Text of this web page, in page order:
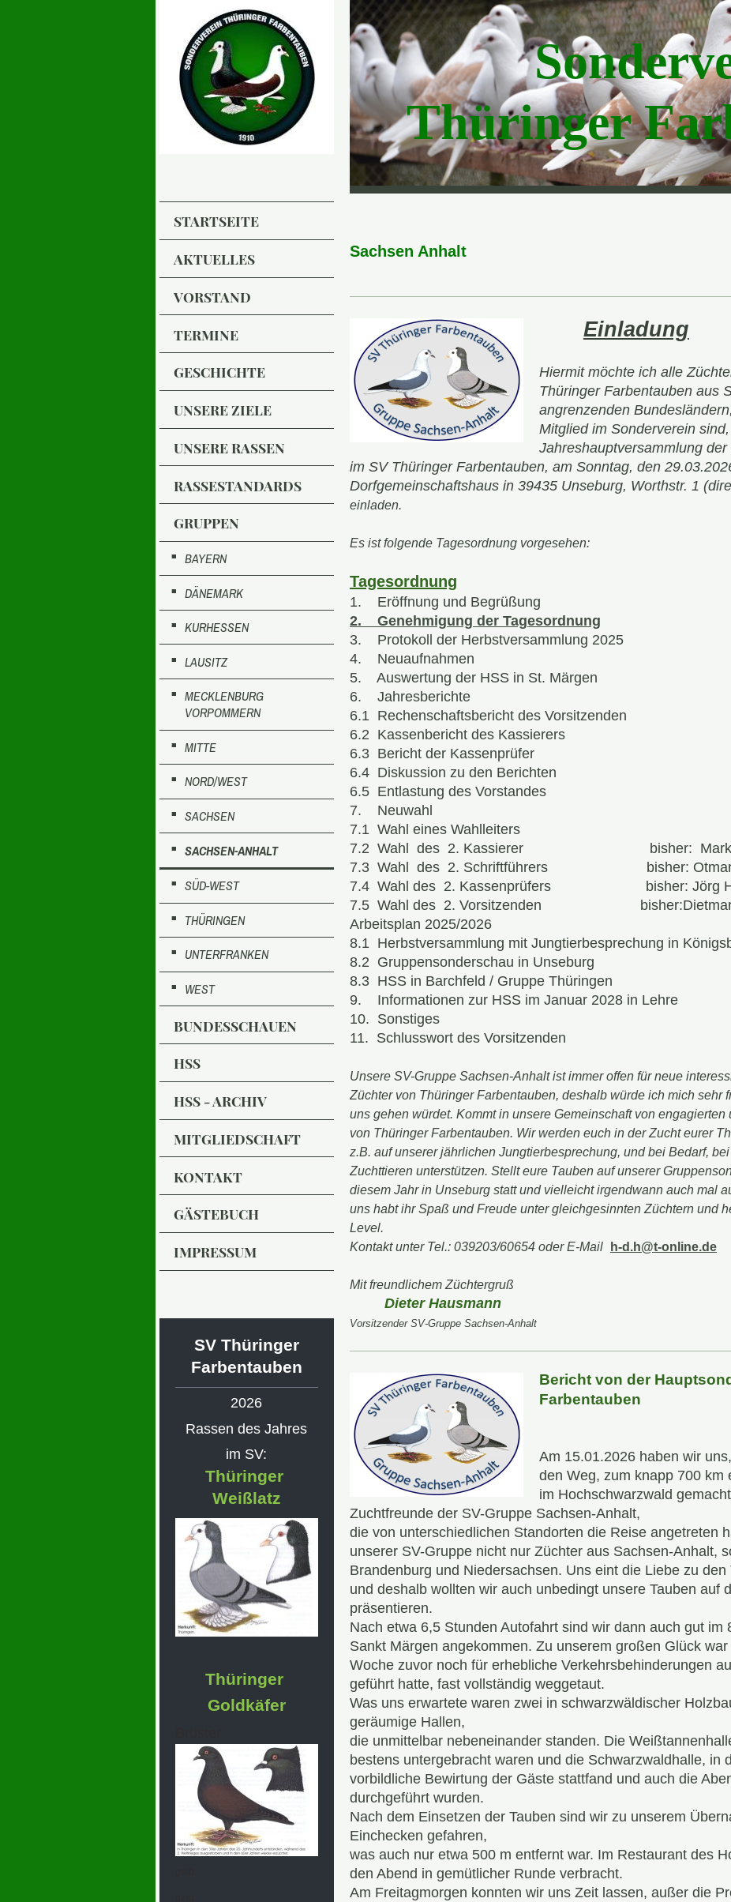
STARTSEITE
AKTUELLES
VORSTAND
TERMINE
GESCHICHTE
UNSERE ZIELE
UNSERE RASSEN
RASSESTANDARDS
GRUPPEN
BAYERN
DÄNEMARK
KURHESSEN
LAUSITZ
MECKLENBURG
VORPOMMERN
MITTE
NORD/WEST
SACHSEN
SACHSEN-ANHALT
SÜD-WEST
THÜRINGEN
UNTERFRANKEN
WEST
BUNDESSCHAUEN
HSS
HSS - ARCHIV
MITGLIEDSCHAFT
KONTAKT
GÄSTEBUCH
IMPRESSUM
SV Thüringer
Farbentauben
2026
Rassen des Jahres
im SV:
Thüringer
Weißlatz
Thüringer
Goldkäfer
Thüringer
Sachsen Anhalt
Einladung
Hiermit möchte ich alle
Thüringer Farbentauben aus
angrenzenden
Mitglied im Sonderverein
Jahreshauptversammlung
im SV Thüringer Farbentauben, am Sonntag, den
Dorfgemeinschaftshaus in 39435 Unseburg, Worthstr. 1
einladen.
Es ist folgende Tagesordnung vorgesehen:
Tagesordnung
1. Eröffnung und Begrüßung
2. Genehmigung der Tagesordnung
3. Protokoll der Herbstversammlung 2025
4. Neuaufnahmen
5. Auswertung der HSS in St. Märgen
6. Jahresberichte
6.1 Rechenschaftsbericht des Vorsitzenden
6.2 Kassenbericht des Kassierers
6.3 Bericht der Kassenprüfer
6.4 Diskussion zu den Berichten
6.5 Entlastung des Vorstandes
7. Neuwahl
7.1 Wahl eines Wahlleiters
7.2 Wahl des 2. Kassierer bisher: Marko
7.3 Wahl des 2. Schriftführers bisher: Otmar
7.4 Wahl des 2. Kassenprüfers bisher: Jörg
7.5 Wahl des 2. Vorsitzenden
Arbeitsplan 2025/2026
8.1 Herbstversammlung mit Jungtierbesprechung in
8.2 Gruppensonderschau in Unseburg
8.3 HSS in Barchfeld / Gruppe Thüringen
9. Informationen zur HSS im Januar 2028 in Lehre
10. Sonstiges
11. Schlusswort des Vorsitzenden
Unsere SV-Gruppe Sachsen-Anhalt ist immer offen für neue
Züchter von Thüringer Farbentauben, deshalb würde ich mich sehr
uns gehen würdet. Kommt in unsere Gemeinschaft von
von Thüringer Farbentauben. Wir werden euch in der Zucht eurer
z.B. auf unserer jährlichen Jungtierbesprechung, und bei Bedarf,
Zuchttieren unterstützen. Stellt eure Tauben auf unserer
diesem Jahr in Unseburg statt und vielleicht irgendwann auch mal
uns habt ihr Spaß und Freude unter gleichgesinnten Züchtern und
Level.
Kontakt unter Tel.: 039203/60654 oder E-Mail
h-d.h@t-online.de
Mit freundlichem Züchtergruß
Dieter Hausmann
Vorsitzender SV-Gruppe Sachsen-Anhalt
Bericht von der
Farbentauben
15. bis 18
Am 15.01.2026 haben wir
den Weg, zum knapp 700 km
im Hochschwarzwald
Zuchtfreunde der SV-Gruppe Sachsen-Anhalt,
die von unterschiedlichen Standorten die Reise angetreten
unserer SV-Gruppe nicht nur Züchter aus Sachsen-Anhalt,
Brandenburg und Niedersachsen. Uns eint die Liebe zu
und deshalb wollten wir auch unbedingt unsere Tauben auf
präsentieren.
Nach etwa 6,5 Stunden Autofahrt sind wir dann auch gut im
Sankt Märgen angekommen. Zu unserem großen Glück
Woche zuvor noch für erhebliche Verkehrsbehinderungen
geführt hatte, fast vollständig weggetaut.
Was uns erwartete waren zwei in schwarzwäldischer
geräumige Hallen,
die unmittelbar nebeneinander standen. Die
bestens untergebracht waren und die Schwarzwaldhalle, in
vorbildliche Bewirtung der Gäste stattfand und auch die
durchgeführt wurden.
Nach dem Einsetzen der Tauben sind wir zu unserem
Einchecken gefahren,
was auch nur etwa 500 m entfernt war. Im Restaurant des
den Abend in gemütlicher Runde verbracht.
Am Freitagmorgen konnten wir uns Zeit lassen, außer die